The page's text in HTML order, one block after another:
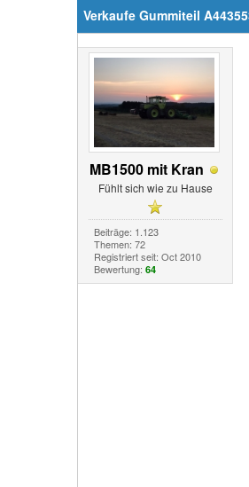
Verkaufe Gummiteil
MB1500 mit Kran
Fühlt sich wie zu Hause
Beiträge: 1.123
Themen: 72
Registriert seit: Oct 2010
Bewertung: 64